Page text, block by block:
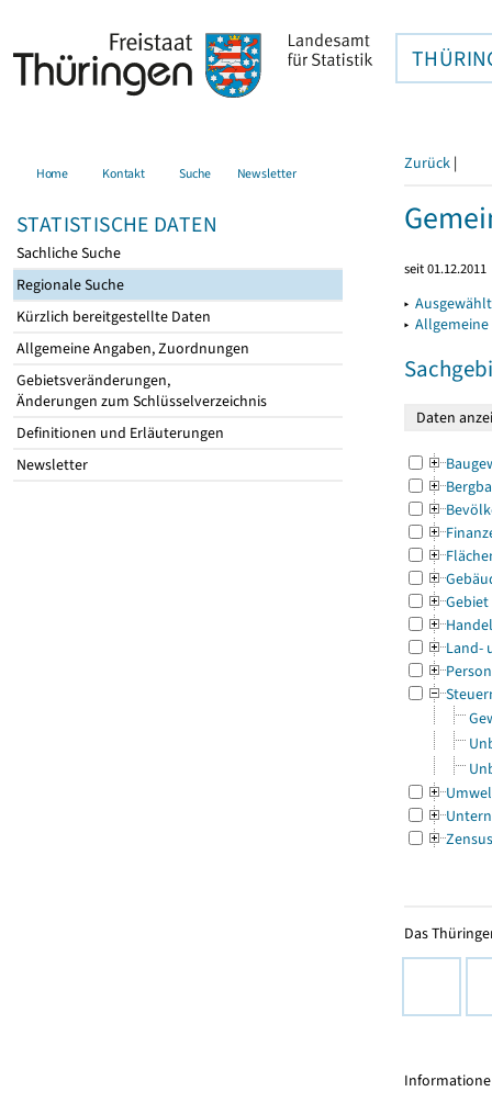
Home Kontakt Suche Newsletter
STATISTISCHE DATEN
Sachliche Suche
Regionale Suche
Kürzlich bereitgestellte Daten
Allgemeine Angaben, Zuordnungen
Gebietsveränderungen,
Änderungen zum Schlüsselverzeichnis
Definitionen und Erläuterungen
Newsletter
Zurück |
seit 01.12.2011
▸
▸
Gebiet
Land-
Zensus
Das